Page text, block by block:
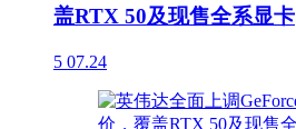
盖RTX 50及现售全系显卡
5 07.24